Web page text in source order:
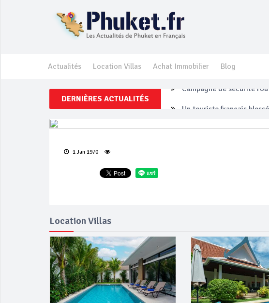
Actualités Location Villas Achat Immobilier Blog
DERNIÈRES ACTUALITÉS
Phuket Peranakan Festival
1 Jan 1970
Location Villas